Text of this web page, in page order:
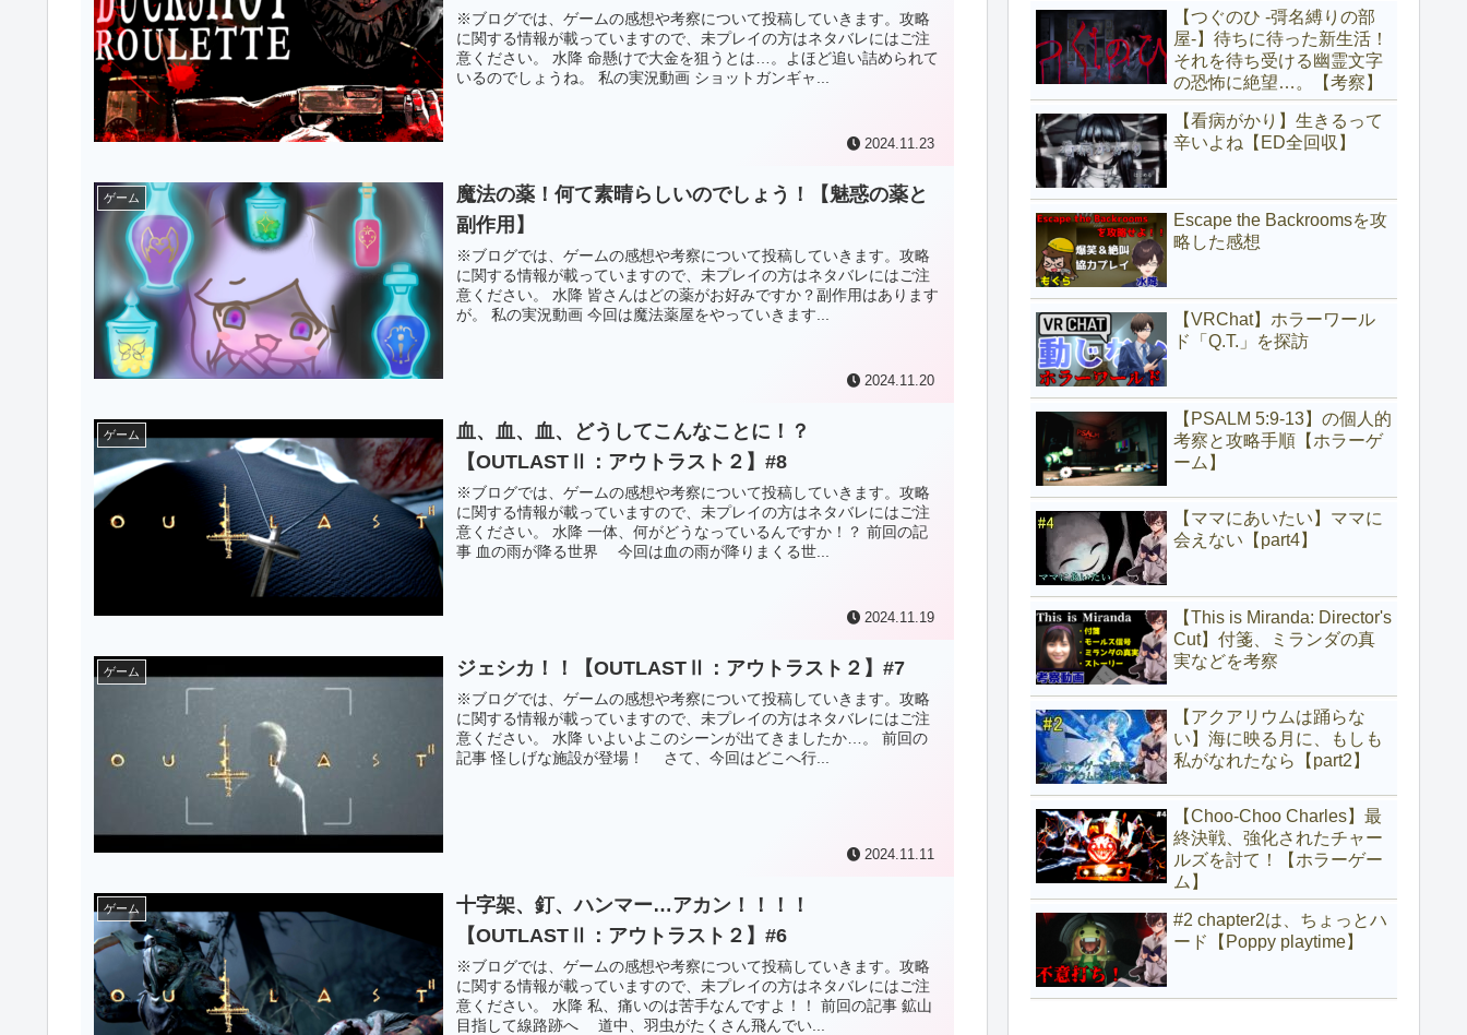
※ブログでは、ゲームの感想や考察について投稿していきます。攻略
に関する情報が載っていますので、未プレイの方はネタバレにはご注
意ください。 水降 命懸けで大金を狙うとは…。よほど追い詰められて
いるのでしょうね。 私の実況動画 ショットガンギャ...
2024.11.23
ゲーム
魔法の薬！何て素晴らしいのでしょう！【魅惑の薬と
副作用】
※ブログでは、ゲームの感想や考察について投稿していきます。攻略
に関する情報が載っていますので、未プレイの方はネタバレにはご注
意ください。 水降 皆さんはどの薬がお好みですか？副作用はあります
が。 私の実況動画 今回は魔法薬屋をやっていきます...
2024.11.20
ゲーム
血、血、血、どうしてこんなことに！？
【OUTLASTⅡ：アウトラスト２】#8
※ブログでは、ゲームの感想や考察について投稿していきます。攻略
に関する情報が載っていますので、未プレイの方はネタバレにはご注
意ください。 水降 一体、何がどうなっているんですか！？ 前回の記
事 血の雨が降る世界 今回は血の雨が降りまくる世...
2024.11.19
ゲーム ジェシカ！！【OUTLASTⅡ：アウトラスト２】#7
※ブログでは、ゲームの感想や考察について投稿していきます。攻略
に関する情報が載っていますので、未プレイの方はネタバレにはご注
意ください。 水降 いよいよこのシーンが出てきましたか…。 前回の
記事 怪しげな施設が登場！ さて、今回はどこへ行...
2024.11.11
ゲーム
十字架、釘、ハンマー…アカン！！！！
【OUTLASTⅡ：アウトラスト２】#6
※ブログでは、ゲームの感想や考察について投稿していきます。攻略
に関する情報が載っていますので、未プレイの方はネタバレにはご注
意ください。 水降 私、痛いのは苦手なんですよ！！ 前回の記事 鉱山
目指して線路跡へ 道中、羽虫がたくさん飛んでい...
【つぐのひ -彁名縛りの部
屋-】待ちに待った新生活！
それを待ち受ける幽霊文字
の恐怖に絶望…。【考察】
【看病がかり】生きるって
辛いよね【ED全回収】
Escape the Backroomsを攻
略した感想
【VRChat】ホラーワール
ド「Q.T.」を探訪
【PSALM 5:9-13】の個人的
考察と攻略手順【ホラーゲ
ーム】
【ママにあいたい】ママに
会えない【part4】
【This is Miranda: Director's
Cut】付箋、ミランダの真
実などを考察
【アクアリウムは踊らな
い】海に映る月に、もしも
私がなれたなら【part2】
【Choo-Choo Charles】最
終決戦、強化されたチャー
ルズを討て！【ホラーゲー
ム】
#2 chapter2は、ちょっとハ
ード【Poppy playtime】